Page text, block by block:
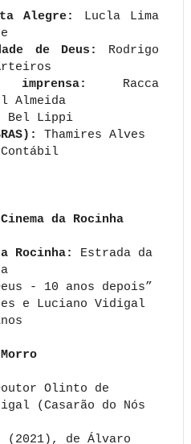
Alegre: Lucla Lima
de Deus: Rodrigo
imprensa: Racca
Almeida
Bel Lippi
Thamires Alves
da Rocinha
Rocinha: Estrada da
- 10 anos depois”
e Luciano Vidigal
Olinto de
(Casarão do Nós
(2021), de Álvaro